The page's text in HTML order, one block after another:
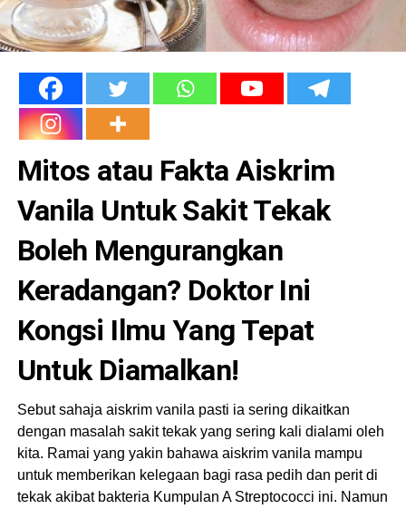
Mitos atau Fakta Aiskrim
Vanila Untuk Sakit Tekak
Boleh Mengurangkan
Keradangan? Doktor Ini
Kongsi Ilmu Yang Tepat
Untuk Diamalkan!
Sebut sahaja aiskrim vanila pasti ia sering dikaitkan
dengan masalah sakit tekak yang sering kali dialami oleh
kita. Ramai yang yakin bahawa aiskrim vanila mampu
untuk memberikan kelegaan bagi rasa pedih dan perit di
tekak akibat bakteria Kumpulan A Streptococci ini. Namun